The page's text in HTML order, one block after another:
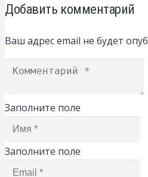
Добавить комментарий
Ваш адрес email не будет
Заполните поле
Заполните поле